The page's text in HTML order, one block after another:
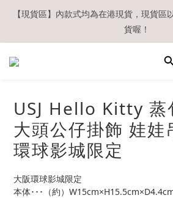
【現貨區】內款式均為在港現貨，現貨區
貨喔！
【現貨區】內款式均為在港現貨，現貨區
貨喔！
如欲享用會員優惠，註冊後請務必確認在
溫馨提示：所有順豐快遞／本地及國際郵
郵通知出貨，下單後敬請留
【現貨區】內款式均為在港現貨，現貨區
USJ Hello Kitty 蒸
大頭公仔掛飾 娃娃
環球影城限定
大阪環球影城限定
本体･･･（約）